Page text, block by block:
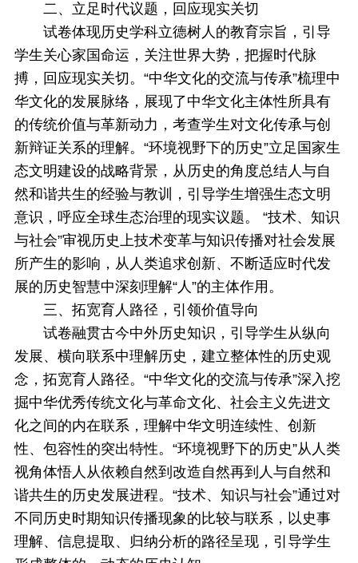
二、 立足时代议题，回应现实关切
试卷体现历史学科立德树人的教育宗旨，引导
学生关心家国命运，关注世界大势，把握时代脉
搏，回应现实关切。“中华文化的交流与传承”梳理中
华文化的发展脉络，展现了中华文化主体性所具有
的传统价值与革新动力，考查学生对文化传承与创
新辩证关系的理解。“环境视野下的历史”立足国家生
态文明建设的战略背景，从历史的角度总结人与自
然和谐共生的经验与教训，引导学生增强生态文明
意识，呼应全球生态治理的现实议题。 “技术、知识
与社会”审视历史上技术变革与知识传播对社会发展
所产生的影响，从人类追求创新、不断适应时代发
展的历史智慧中深刻理解“人”的主体作用。
三、 拓宽育人路径，引领价值导向
试卷融贯古今中外历史知识，引导学生从纵向
发展、横向联系中理解历史，建立整体性的历史观
念，拓宽育人路径。“中华文化的交流与传承”深入挖
掘中华优秀传统文化与革命文化、社会主义先进文
化之间的内在联系，理解中华文明连续性、创新
性、包容性的突出特性。“环境视野下的历史”从人类
视角体悟人从依赖自然到改造自然再到人与自然和
谐共生的历史发展进程。“技术、知识与社会”通过对
不同历史时期知识传播现象的比较与联系，以史事
理解、信息提取、归纳分析的路径呈现，引导学生